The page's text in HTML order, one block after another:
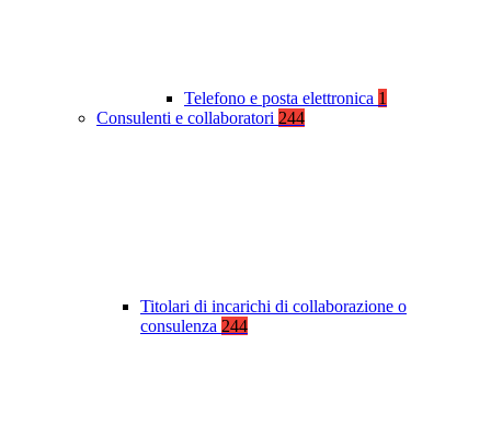
Telefono e posta elettronica 1
Consulenti e collaboratori 244
Titolari di incarichi di collaborazione o
consulenza 244